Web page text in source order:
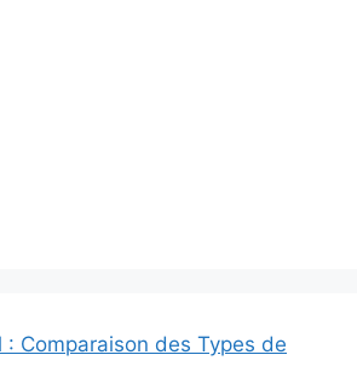
: Comparaison des Types de